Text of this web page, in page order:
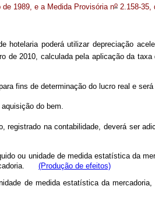
de 1989, e a Medida Provisória no 2.158-35,
poderá utilizar depreciação
de 2010, calculada pela aplicação da
fins de determinação do lucro real e
do bem.
registrado na contabilidade, deverá ser
ou unidade de medida estatística da
(Produção de efeitos)
de medida estatística da